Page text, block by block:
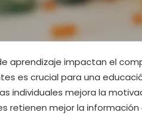
aprendizaje impactan el
es crucial para una
individuales mejora la
retienen mejor la